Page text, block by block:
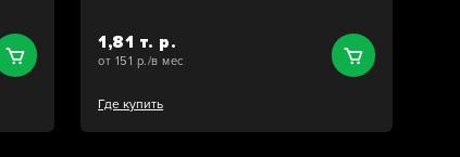
1,81 т. р.
от 151 р./в мес
Где купить